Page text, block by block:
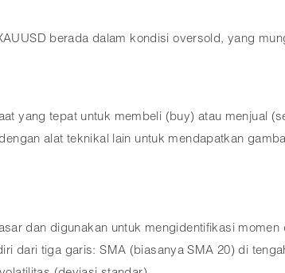
berada dalam kondisi oversold, yang
yang tepat untuk membeli (buy) atau menjual
alat teknikal lain untuk mendapatkan
dan digunakan untuk mengidentifikasi
dari tiga garis: SMA (biasanya SMA 20) di